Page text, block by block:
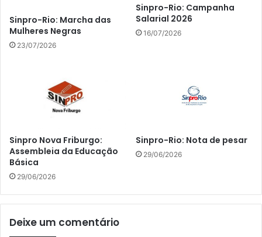
Sinpro-Rio: Marcha das
Mulheres Negras
23/07/2026
Sinpro-Rio: Campanha
Salarial 2026
16/07/2026
Sinpro Nova Friburgo:
Assembleia da Educação
Básica
29/06/2026
Sinpro-Rio: Nota de pesar
29/06/2026
Deixe um comentário